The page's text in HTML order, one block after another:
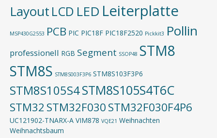
Layout LCD LED Leiterplatte
MSP430G2553 PCB PIC PIC18F PIC18F2520 Pickkit3 Pollin
professionell RGB Segment SSOP48 STM8
STM8S STM8S003F3P6 STM8S103F3P6
STM8S105S4STM8S105S4T6C
STM32 STM32F030STM32F030F4P6
UC121902-TNARX-A VIM878 VQE21 Weihnachten
Weihnachtsbaum